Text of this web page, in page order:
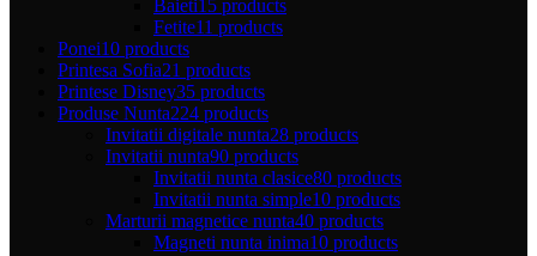
Baieti15 products
Fetite11 products
Ponei10 products
Printesa Sofia21 products
Printese Disney35 products
Produse Nunta224 products
Invitatii digitale nunta28 products
Invitatii nunta90 products
Invitatii nunta clasice80 products
Invitatii nunta simple10 products
Marturii magnetice nunta40 products
Magneti nunta inima10 products